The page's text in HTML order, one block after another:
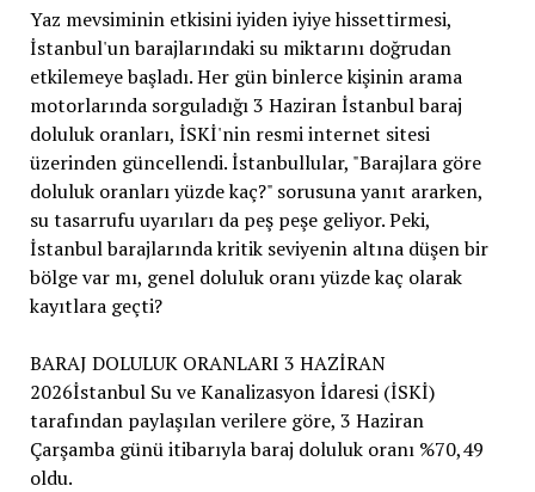
Yaz mevsiminin etkisini iyiden iyiye hissettirmesi,
İstanbul'un barajlarındaki su miktarını doğrudan
etkilemeye başladı. Her gün binlerce kişinin arama
motorlarında sorguladığı 3 Haziran İstanbul baraj
doluluk oranları, İSKİ'nin resmi internet sitesi
üzerinden güncellendi. İstanbullular, "Barajlara göre
doluluk oranları yüzde kaç?" sorusuna yanıt ararken,
su tasarrufu uyarıları da peş peşe geliyor. Peki,
İstanbul barajlarında kritik seviyenin altına düşen bir
bölge var mı, genel doluluk oranı yüzde kaç olarak
kayıtlara geçti?
BARAJ DOLULUK ORANLARI 3 HAZİRAN
2026İstanbul Su ve Kanalizasyon İdaresi (İSKİ)
tarafından paylaşılan verilere göre, 3 Haziran
Çarşamba günü itibarıyla baraj doluluk oranı %70,49
oldu.